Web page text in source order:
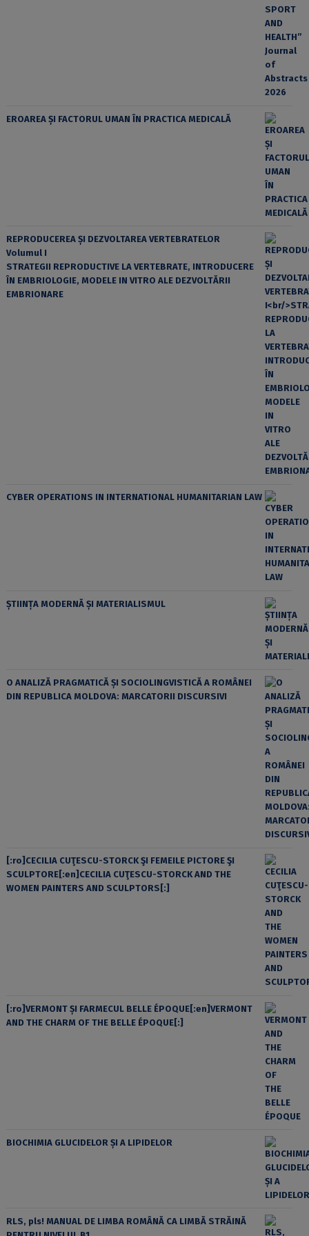
EROAREA ȘI FACTORUL UMAN ÎN PRACTICA MEDICALĂ
REPRODUCEREA ȘI DEZVOLTAREA VERTEBRATELOR
Volumul I
STRATEGII REPRODUCTIVE LA VERTEBRATE, INTRODUCERE
ÎN EMBRIOLOGIE, MODELE IN VITRO ALE DEZVOLTĂRII
EMBRIONARE
CYBER OPERATIONS IN INTERNATIONAL HUMANITARIAN LAW
ȘTIINȚA MODERNĂ ȘI MATERIALISMUL
O ANALIZĂ PRAGMATICĂ ȘI SOCIOLINGVISTICĂ A ROMÂNEI
DIN REPUBLICA MOLDOVA: MARCATORII DISCURSIVI
[:ro]CECILIA CUŢESCU-STORCK ŞI FEMEILE PICTORE ŞI
SCULPTORE[:en]CECILIA CUŢESCU-STORCK AND THE
WOMEN PAINTERS AND SCULPTORS[:]
[:ro]VERMONT ȘI FARMECUL BELLE ÉPOQUE[:en]VERMONT
AND THE CHARM OF THE BELLE ÉPOQUE[:]
BIOCHIMIA GLUCIDELOR ȘI A LIPIDELOR
RLS, pls! MANUAL DE LIMBA ROMÂNĂ CA LIMBĂ STRĂINĂ